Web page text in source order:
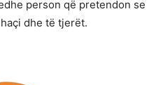
person që pretendon se
dhe të tjerët.